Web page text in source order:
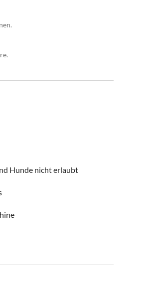
Hunde nicht erlaubt